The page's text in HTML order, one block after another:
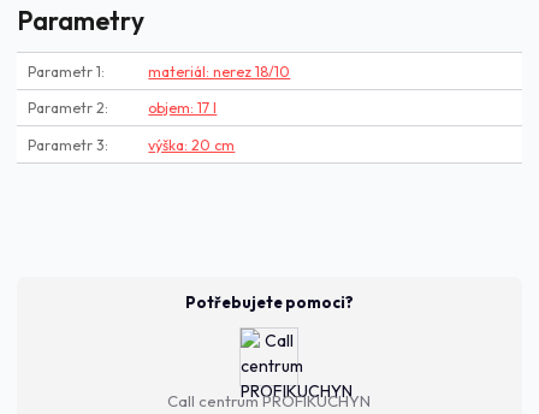
Parametry
Parametr 1 materiál: nerez 18/10
Parametr 2 objem: 17 l
Parametr 3 výška: 20 cm
Potřebujete pomoci?
Call centrum PROFIKUCHYN